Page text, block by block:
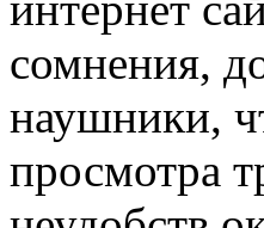
сомнения,
наушники,
просмотра